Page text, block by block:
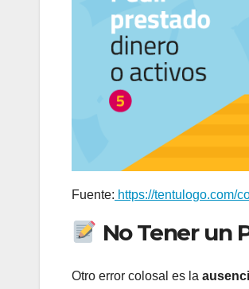
Fuente: https://tentulogo.com/
No Tener un
Otro error colosal es la